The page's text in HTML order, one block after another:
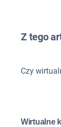
Z tego
Czy
Wirtualne